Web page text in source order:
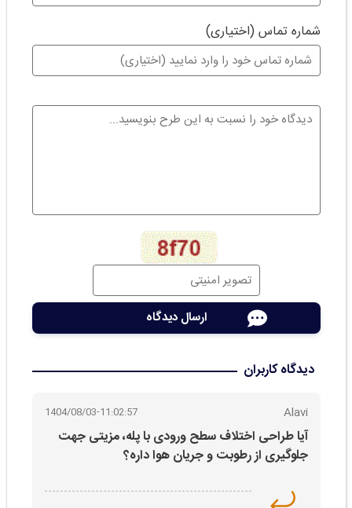
شماره تماس (اختیاری)
دیدگاه کاربران
Alavi
1404/08/03-11:02:57
آیا طراحی اختلاف سطح ورودی با پله، مزیتی جهت
جلوگیری از رطوبت و جریان هوا داره؟